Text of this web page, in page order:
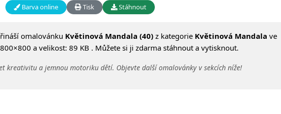
Barva online Tisk Stáhnout
omalovánku Květinová Mandala (40) z kategorie Květinová Mandala ve
a velikost: 89 KB . Můžete si ji zdarma stáhnout a vytisknout.
kreativitu a jemnou motoriku dětí. Objevte další omalovánky v sekcích níže!